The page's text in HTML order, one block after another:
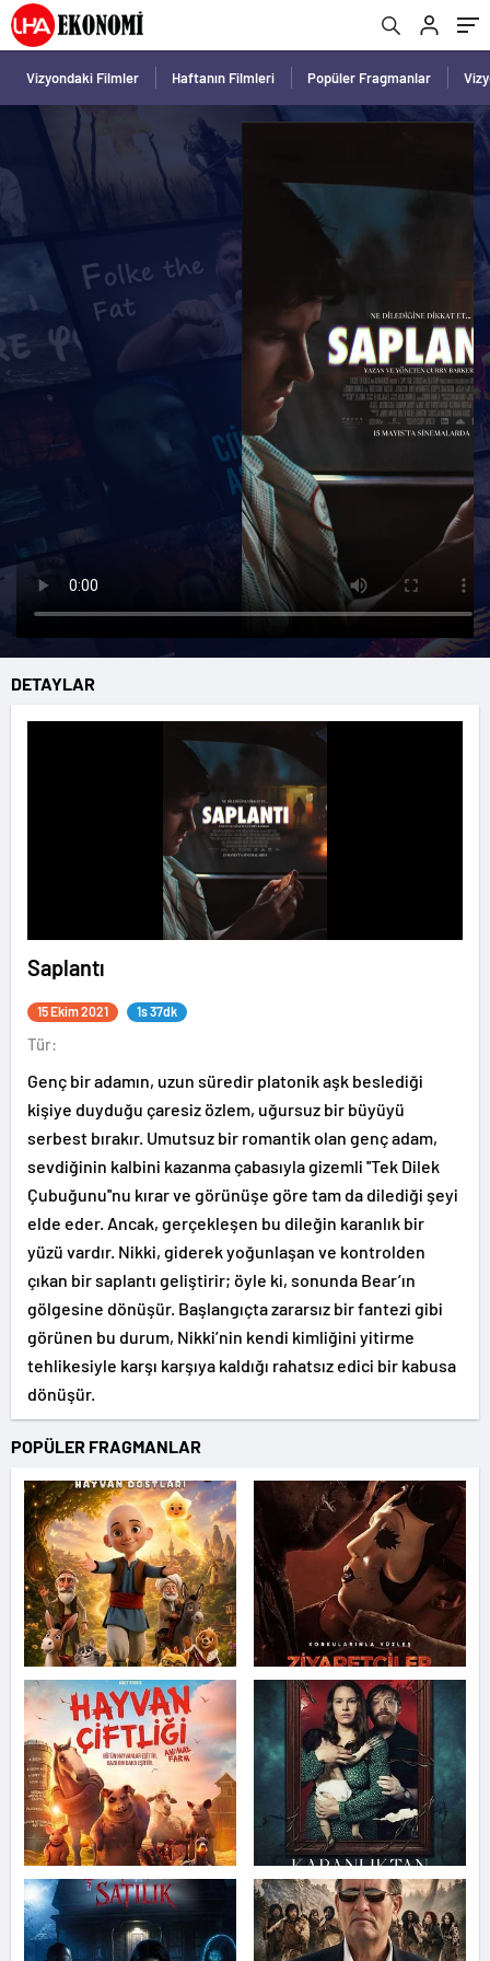
Vizyondaki Filmler Haftanın Filmleri Popüler Fragmanlar
DETAYLAR
Saplantı
15 Ekim 2021 1s 37dk
Tür:
Genç bir adamın, uzun süredir platonik aşk beslediği
kişiye duyduğu çaresiz özlem, uğursuz bir büyüyü
serbest bırakır. Umutsuz bir romantik olan genç adam,
sevdiğinin kalbini kazanma çabasıyla gizemli ''Tek Dilek
Çubuğunu''nu kırar ve görünüşe göre tam da dilediği şeyi
elde eder. Ancak, gerçekleşen bu dileğin karanlık bir
yüzü vardır. Nikki, giderek yoğunlaşan ve kontrolden
çıkan bir saplantı geliştirir; öyle ki, sonunda Bear’ın
gölgesine dönüşür. Başlangıçta zararsız bir fantezi gibi
görünen bu durum, Nikki’nin kendi kimliğini yitirme
tehlikesiyle karşı karşıya kaldığı rahatsız edici bir kabusa
dönüşür.
POPÜLER FRAGMANLAR